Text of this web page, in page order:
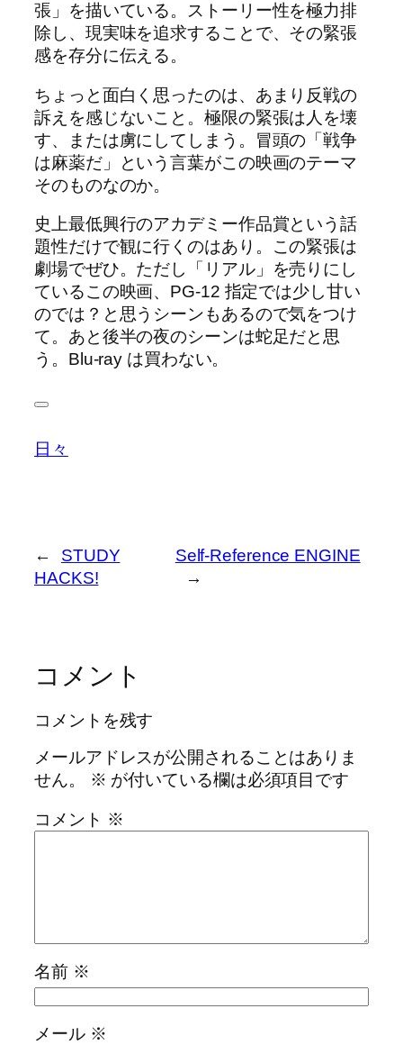
張」を描いている。ストーリー性を極力排
除し、現実味を追求することで、その緊張
感を存分に伝える。
ちょっと面白く思ったのは、あまり反戦の
訴えを感じないこと。極限の緊張は人を壊
す、または虜にしてしまう。冒頭の「戦争
は麻薬だ」という言葉がこの映画のテーマ
そのものなのか。
史上最低興行のアカデミー作品賞という話
題性だけで観に行くのはあり。この緊張は
劇場でぜひ。ただし「リアル」を売りにし
ているこの映画、PG-12 指定では少し甘い
のでは？と思うシーンもあるので気をつけ
て。あと後半の夜のシーンは蛇足だと思
う。Blu-ray は買わない。
日々
←
STUDY
HACKS!
Self-Reference ENGINE
→
コメント
コメントを残す
メールアドレスが公開されることはありま
せん。
※ が付いている欄は必須項目です
コメント ※
名前 ※
メール ※